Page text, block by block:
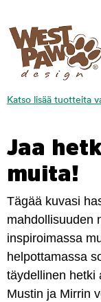
Katso lisää tuotteita
Jaa
muita!
Tägää kuvasi
mahdollisuuden
inspiroimassa
helpottamassa
täydellinen hetki
Mustin ja Mirrin